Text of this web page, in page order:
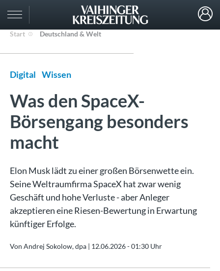
Start Deutschland & Welt
Digital Wissen
Was den SpaceX-
Börsengang besonders
macht
Elon Musk lädt zu einer großen Börsenwette ein.
Seine Weltraumfirma SpaceX hat zwar wenig
Geschäft und hohe Verluste - aber Anleger
akzeptieren eine Riesen-Bewertung in Erwartung
künftiger Erfolge.
Von Andrej Sokolow, dpa | 12.06.2026 - 01:30 Uhr